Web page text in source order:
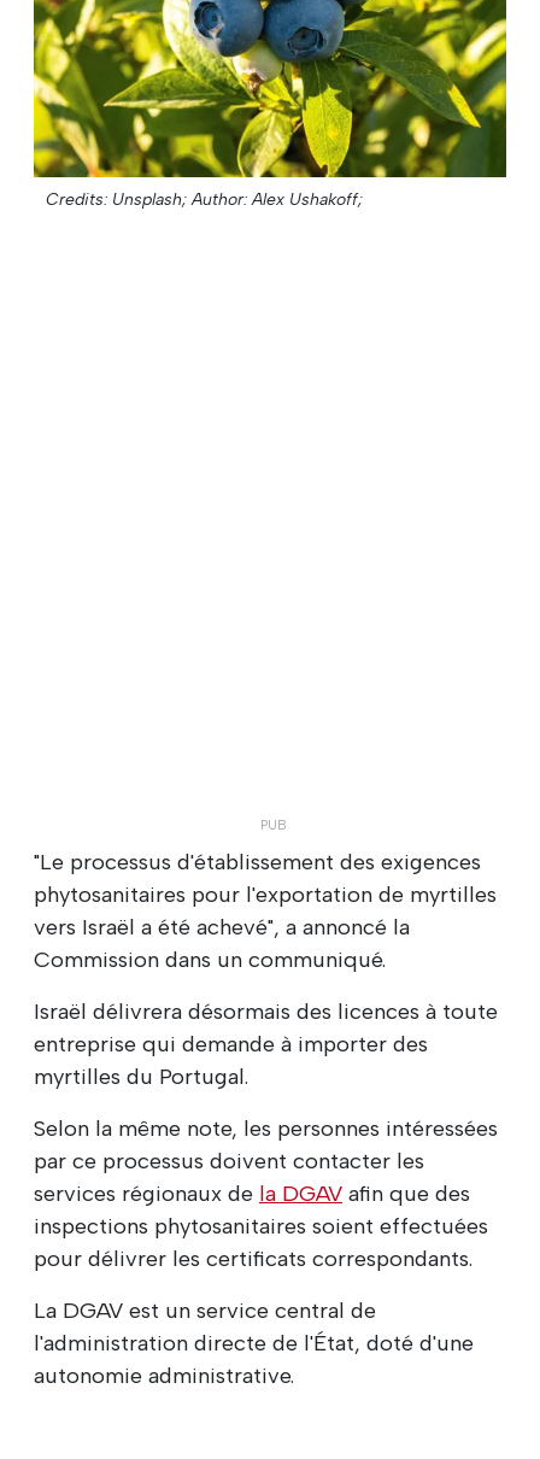
Credits: Unsplash; Author: Alex Ushakoff;
"Le processus d'établissement des exigences
phytosanitaires pour l'exportation de myrtilles
vers Israël a été achevé", a annoncé la
Commission dans un communiqué.
Israël délivrera désormais des licences à toute
entreprise qui demande à importer des
myrtilles du Portugal.
Selon la même note, les personnes intéressées
par ce processus doivent contacter les
services régionaux de la DGAV afin que des
inspections phytosanitaires soient effectuées
pour délivrer les certificats correspondants.
La DGAV est un service central de
l'administration directe de l'État, doté d'une
autonomie administrative.